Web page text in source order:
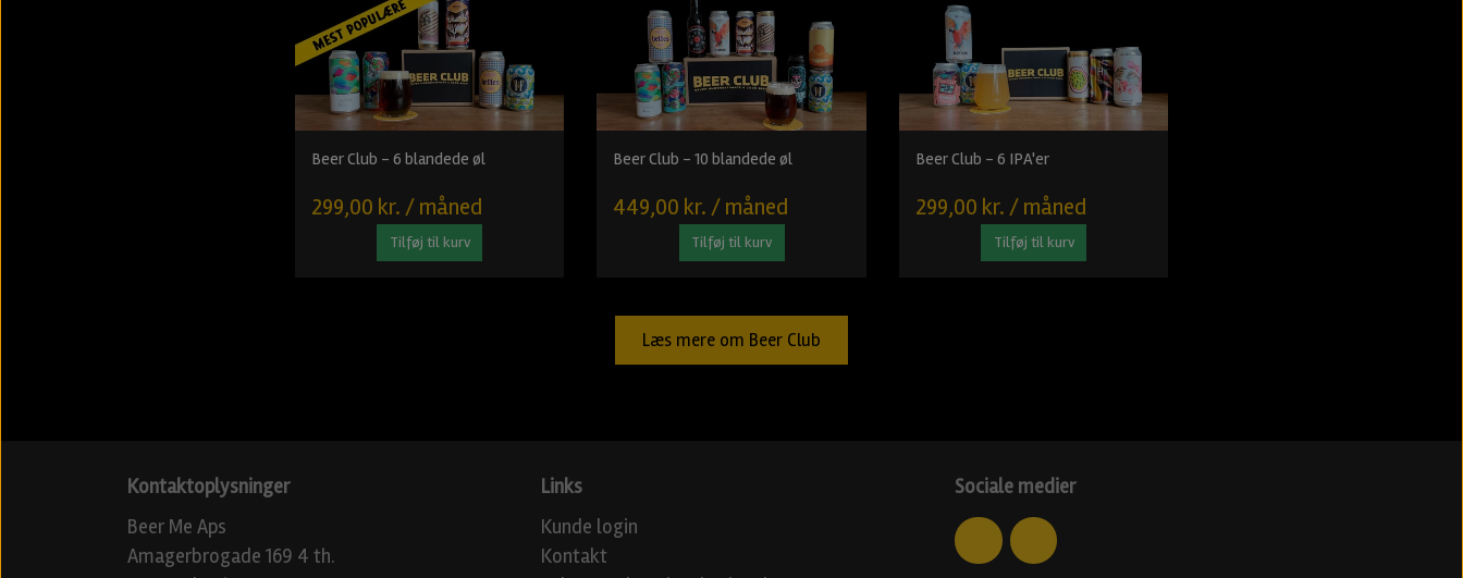
Beer Club - 6 blandede øl
299,00 kr. / måned
Tilføj til kurv
Beer Club - 10 blandede øl
449,00 kr. / måned
Tilføj til kurv
Beer Club - 6 IPA'er
299,00 kr. / måned
Tilføj til kurv
Læs mere om Beer Club
Kontaktoplysninger
Beer Me Aps
Amagerbrogade 169 4 th.
Links
Kunde login
Kontakt
Sociale medier